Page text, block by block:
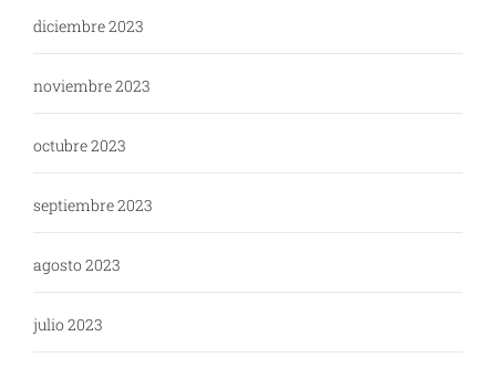
diciembre 2023
noviembre 2023
octubre 2023
septiembre 2023
agosto 2023
julio 2023